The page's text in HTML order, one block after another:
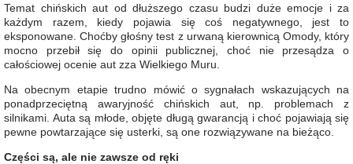
Temat chińskich aut od dłuższego czasu budzi duże emocje i za
każdym razem, kiedy pojawia się coś negatywnego, jest to
eksponowane. Choćby głośny test z urwaną kierownicą Omody, który
mocno przebił się do opinii publicznej, choć nie przesądza o
całościowej ocenie aut zza Wielkiego Muru.
Na obecnym etapie trudno mówić o sygnałach wskazujących na
ponadprzeciętną awaryjność chińskich aut, np. problemach z
silnikami. Auta są młode, objęte długą gwarancją i choć pojawiają się
pewne powtarzające się usterki, są one rozwiązywane na bieżąco.
Części są, ale nie zawsze od ręki